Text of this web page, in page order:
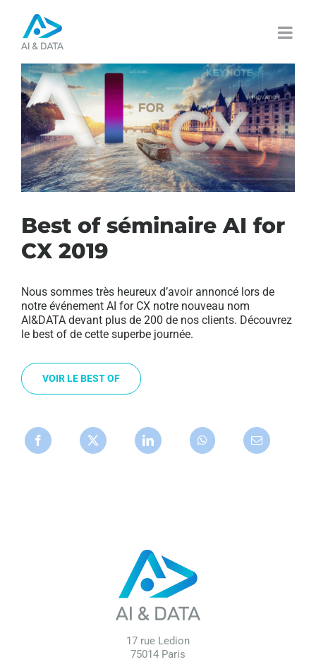
contenu
Best of séminaire AI for
CX 2019
Nous sommes très heureux d’avoir annoncé lors de
notre événement AI for CX notre nouveau nom
AI&DATA devant plus de 200 de nos clients. Découvrez
le best of de cette superbe journée.
VOIR LE BEST OF
17 rue Ledion
75014 Paris